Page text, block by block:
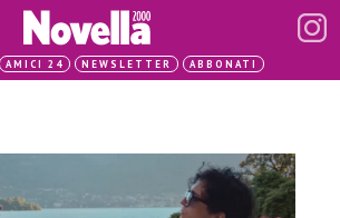
AMICI 24 NEWSLETTER ABBONATI